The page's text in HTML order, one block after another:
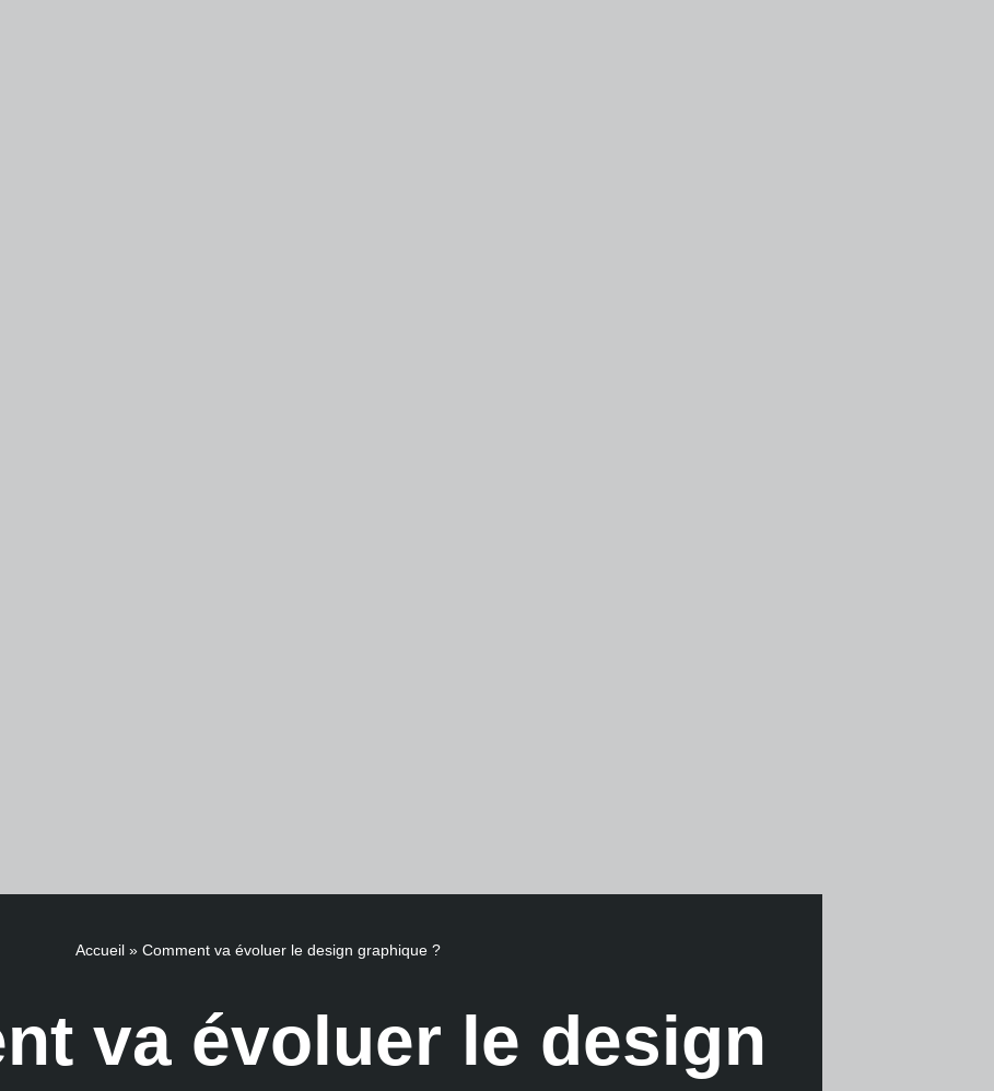
Accueil » Comment va évoluer le design graphique ?
va évoluer le design